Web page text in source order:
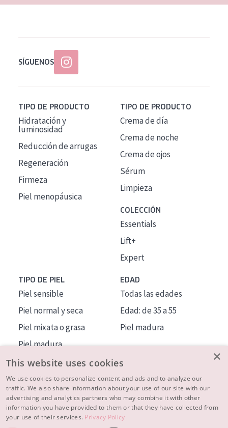
Todas las edades
SÍGUENOS
TIPO DE PRODUCTO
Hidratación y
luminosidad
Reducción de arrugas
Regeneración
Firmeza
Piel menopáusica
TIPO DE PRODUCTO
Crema de día
Crema de noche
Crema de ojos
Sérum
Limpieza
COLECCIÓN
Essentials
Lift+
Expert
TIPO DE PIEL
Piel sensible
Piel normal y seca
Piel mixata o grasa
Piel madura
Piel expuesta al sol
Piel menopáusica
EDAD
Todas las edades
Edad: de 35 a 55
Piel madura
MÁS SOBRE NOSOTROS
INSPIRACIÓN
×
This website uses cookies
We use cookies to personalize content and ads and to analyze our
traffic. We also share information about your use of our site with our
advertising and analytics partners who may combine it with other
information you have provided to them or that they have collected from
your use of their services. Privacy Policy